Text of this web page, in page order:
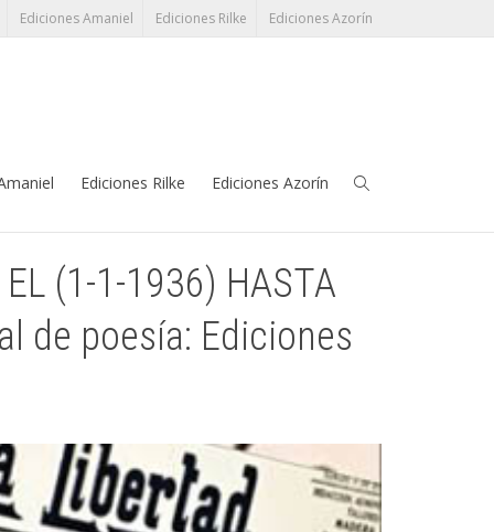
Ediciones Amaniel Ediciones Rilke Ediciones Azorín
Ediciones Rilke Ediciones Azorín
91 345 38 17 grupoeditorial@perezayala.com
EL (1-1-1936) HASTA
de poesía: Ediciones